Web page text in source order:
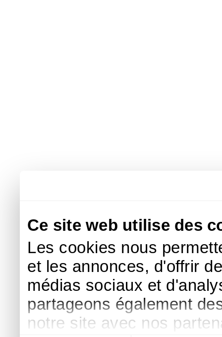
Ce site web utilise des
Les cookies nous
et les annonces, d'offrir
médias sociaux et
partageons également
notre site avec nos